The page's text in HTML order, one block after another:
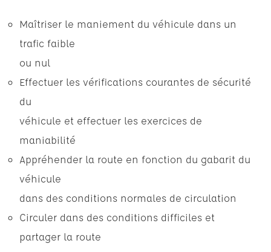
Maîtriser le maniement du véhicule dans un
trafic faible
ou nul
Effectuer les vérifications courantes de sécurité
du
véhicule et effectuer les exercices de
maniabilité
Appréhender la route en fonction du gabarit du
véhicule
dans des conditions normales de circulation
Circuler dans des conditions difficiles et
partager la route